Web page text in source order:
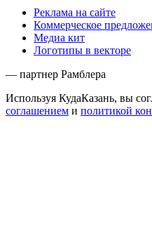
Реклама на сайте
Коммерческое
Медиа кит
Логотипы в векторе
— партнер Рамблера
Используя КудаКазань, вы
соглашением и политикой